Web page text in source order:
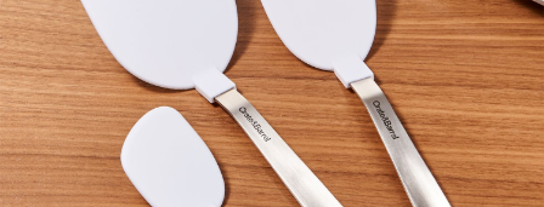
n
-
i
c
o
n